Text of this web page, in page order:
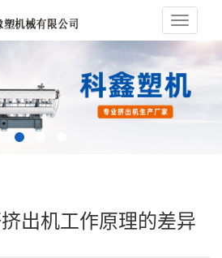
Toggle
出机工作原理的差异